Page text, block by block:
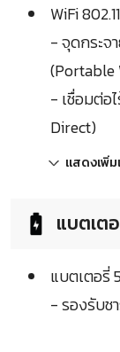
WiFi
- จุดกระ
(Portable
- เชื่อมต่อ
Direct)
แสดงเพิ่ม
แบตเต
แบตเตอรี่
- รองรับช